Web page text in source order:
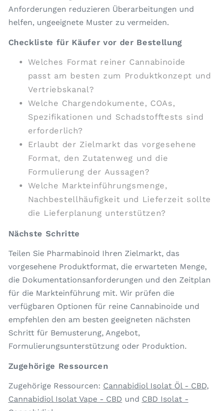
Anforderungen reduzieren Überarbeitungen und
helfen, ungeeignete Muster zu vermeiden.
Checkliste für Käufer vor der Bestellung
Welches Format reiner Cannabinoide
passt am besten zum Produktkonzept und
Vertriebskanal?
Welche Chargendokumente, COAs,
Spezifikationen und Schadstofftests sind
erforderlich?
Erlaubt der Zielmarkt das vorgesehene
Format, den Zutatenweg und die
Formulierung der Aussagen?
Welche Markteinführungsmenge,
Nachbestellhäufigkeit und Lieferzeit sollte
die Lieferplanung unterstützen?
Nächste Schritte
Teilen Sie Pharmabinoid Ihren Zielmarkt, das
vorgesehene Produktformat, die erwarteten Menge,
die Dokumentationsanforderungen und den Zeitplan
für die Markteinführung mit. Wir prüfen die
verfügbaren Optionen für reine Cannabinoide und
empfehlen den am besten geeigneten nächsten
Schritt für Bemusterung, Angebot,
Formulierungsunterstützung oder Produktion.
Zugehörige Ressourcen
Zugehörige Ressourcen: Cannabidiol Isolat Öl - CBD,
Cannabidiol Isolat Vape - CBD und CBD Isolat -